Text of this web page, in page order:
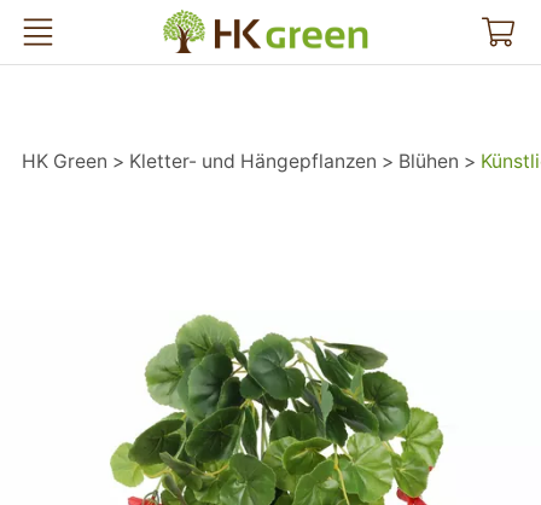
HK Green
HK Green Kletter- und Hängepflanzen Blühen